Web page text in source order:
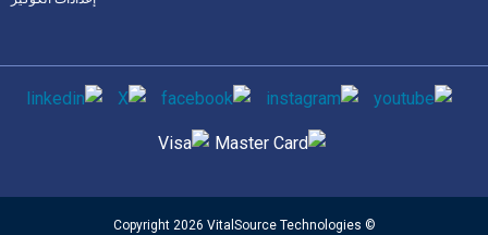
وسائل التواصل الاجتماعي
© Copyright 2026 VitalSource Technologies